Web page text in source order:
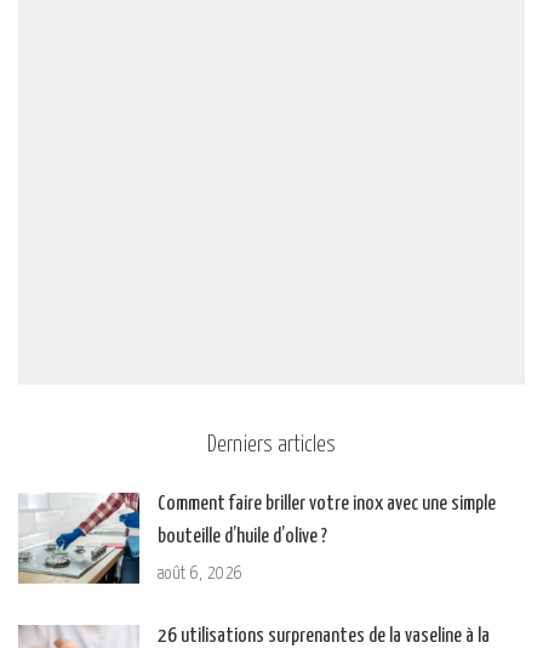
Derniers articles
Comment faire briller votre inox avec une simple
bouteille d’huile d’olive ?
août 6, 2026
26 utilisations surprenantes de la vaseline à la